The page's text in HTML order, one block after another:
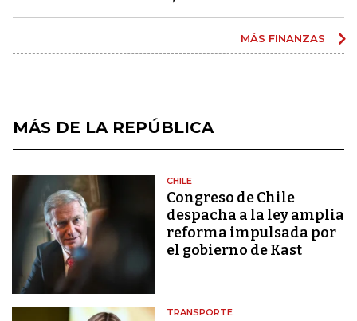
MÁS FINANZAS
MÁS DE LA REPÚBLICA
CHILE
Congreso de Chile
despacha a la ley amplia
reforma impulsada por
el gobierno de Kast
TRANSPORTE